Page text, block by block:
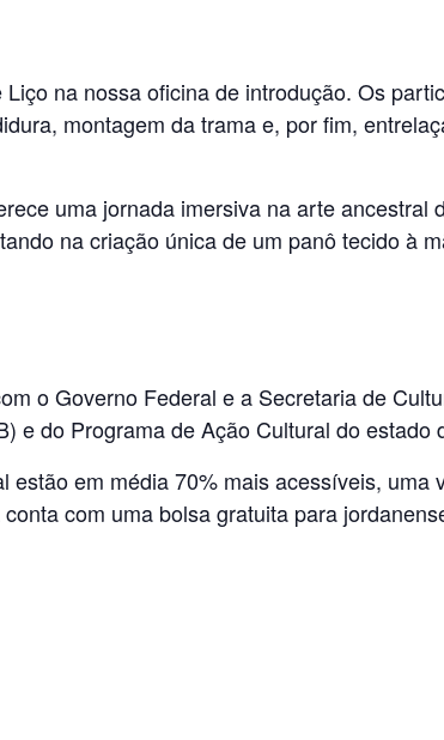
na nossa oficina de introdução. Os
montagem da trama e, por fim,
uma jornada imersiva na arte
na criação única de um panô tecido à
o Governo Federal e a Secretaria de
e do Programa de Ação Cultural do estado
em média 70% mais acessíveis,
com uma bolsa gratuita para